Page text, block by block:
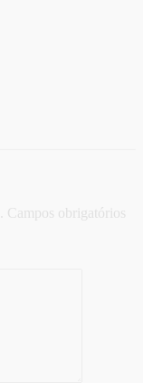
Campos obrigatórios